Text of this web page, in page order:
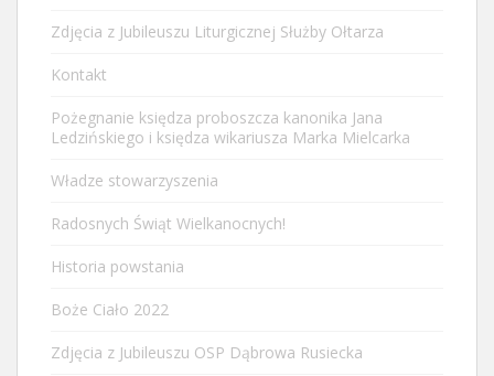
Zdjęcia z Jubileuszu Liturgicznej Służby Ołtarza
Kontakt
Pożegnanie księdza proboszcza kanonika Jana
Ledzińskiego i księdza wikariusza Marka Mielcarka
Władze stowarzyszenia
Radosnych Świąt Wielkanocnych!
Historia powstania
Boże Ciało 2022
Zdjęcia z Jubileuszu OSP Dąbrowa Rusiecka